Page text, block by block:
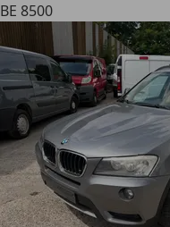
BE 8500